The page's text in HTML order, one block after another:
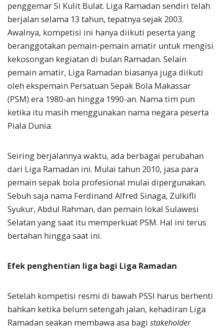
penggemar Si Kulit Bulat. Liga Ramadan sendiri telah
berjalan selama 13 tahun, tepatnya sejak 2003.
Awalnya, kompetisi ini hanya diikuti peserta yang
beranggotakan pemain-pemain amatir untuk mengisi
kekosongan kegiatan di bulan Ramadan. Selain
pemain amatir, Liga Ramadan biasanya juga diikuti
oleh ekspemain Persatuan Sepak Bola Makassar
(PSM) era 1980-an hingga 1990-an. Nama tim pun
ketika itu masih menggunakan nama negara peserta
Piala Dunia.
Seiring berjalannya waktu, ada berbagai perubahan
dari Liga Ramadan ini. Mulai tahun 2010, jasa para
pemain sepak bola profesional mulai dipergunakan.
Sebuh saja nama Ferdinand Alfred Sinaga, Zulkifli
Syukur, Abdul Rahman, dan pemain lokal Sulawesi
Selatan yang saat itu memperkuat PSM. Hal ini terus
bertahan hingga saat ini.
Efek penghentian liga bagi Liga Ramadan
Setelah kompetisi resmi di bawah PSSI harus berhenti
bahkan ketika belum setengah jalan, kehadiran Liga
Ramadan seakan membawa asa bagi stakeholder